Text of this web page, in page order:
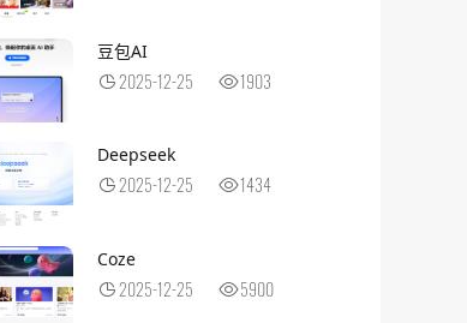
豆包AI
2025-12-25 1903
Deepseek
2025-12-25 1434
Coze
2025-12-25 5900